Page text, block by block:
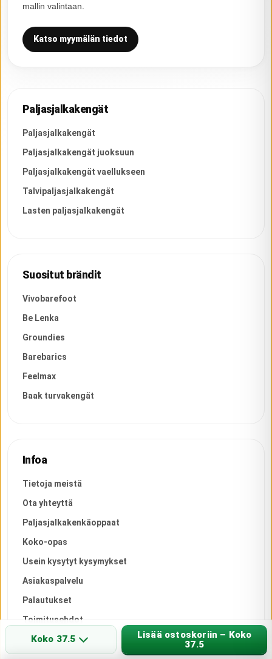
Koko 37.5
Lisää ostoskoriin – Koko
37.5
mallin valintaan.
Katso myymälän tiedot
Paljasjalkakengät
Paljasjalkakengät
Paljasjalkakengät juoksuun
Paljasjalkakengät vaellukseen
Talvipaljasjalkakengät
Lasten paljasjalkakengät
Suositut brändit
Vivobarefoot
Be Lenka
Groundies
Barebarics
Feelmax
Baak turvakengät
Infoa
Tietoja meistä
Ota yhteyttä
Paljasjalkakenkäoppaat
Koko-opas
Usein kysytyt kysymykset
Asiakaspalvelu
Palautukset
Toimitusehdot
Tietosuoja